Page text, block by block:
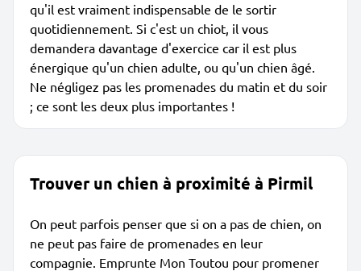
qu'il est vraiment indispensable de le sortir
quotidiennement. Si c'est un chiot, il vous
demandera davantage d'exercice car il est plus
énergique qu'un chien adulte, ou qu'un chien âgé.
Ne négligez pas les promenades du matin et du soir
; ce sont les deux plus importantes !
Trouver un chien à proximité à Pirmil
On peut parfois penser que si on a pas de chien, on
ne peut pas faire de promenades en leur
compagnie. Emprunte Mon Toutou pour promener